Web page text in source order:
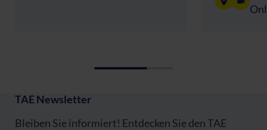
TAE Newsletter
Bleiben Sie informiert! Entdecken Sie den TAE